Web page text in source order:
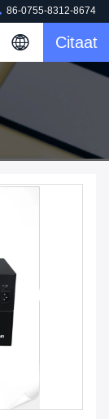
86-0755-8312-8674
Citaat